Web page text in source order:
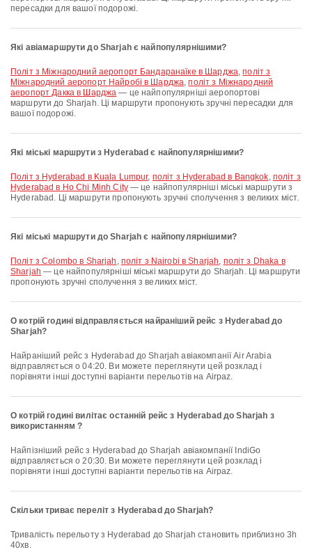
пересадки для вашої подорожі.
Які авіамаршрути до Sharjah є найпопулярнішими?
політ з Міжнародний аеропорт Бандаранаїке в Шарджа,політ з
Міжнародний аеропорт Найробі в Шарджа,політ з Міжнародний
аеропорт Дакка в Шарджа — це найпопулярніші аеропортові
маршрути до Sharjah. Ці маршрути пропонують зручні пересадки для
вашої подорожі.
Які міські маршрути з Hyderabad є найпопулярнішими?
політ з Hyderabad в Kuala Lumpur, політ з Hyderabad в Bangkok, політ з
Hyderabad в Ho Chi Minh City— це найпопулярніші міські маршрути з
Hyderabad. Ці маршрути пропонують зручні сполучення з великих міст.
Які міські маршрути до Sharjah є найпопулярнішими?
політ з Colombo в Sharjah , політ з Nairobi в Sharjah, політ з Dhaka в
Sharjah — це найпопулярніші міські маршрути до Sharjah. Ці маршрути
пропонують зручні сполучення з великих міст.
О котрій годині відправляється найраніший рейс з Hyderabad до
Sharjah?
Найраніший рейс з Hyderabad до Sharjah авіакомпанії Air Arabia
відправляється о 04:20. Ви можете переглянути цей розклад і
порівняти інші доступні варіанти перельотів на Airpaz.
О котрій годині вилітає останній рейс з Hyderabad до Sharjah з
використанням ?
Найпізніший рейс з Hyderabad до Sharjah авіакомпанії IndiGo
відправляється о 20:30. Ви можете переглянути цей розклад і
порівняти інші доступні варіанти перельотів на Airpaz.
Скільки триває переліт з Hyderabad до Sharjah?
Тривалість перельоту з Hyderabad до Sharjah становить приблизно 3h
40хв.